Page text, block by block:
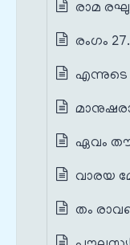
രാമ
രംഗം
ഏവം
വാരയ
തം